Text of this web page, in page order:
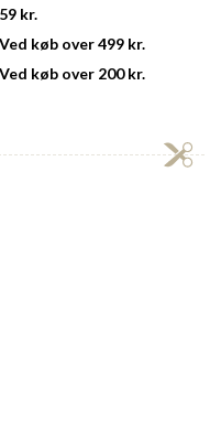
59 kr.
Ved køb over 499 kr.
Ved køb over 200 kr.